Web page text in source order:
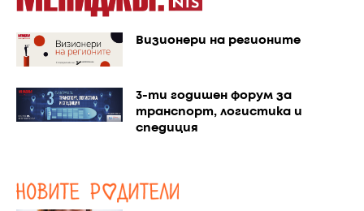
Визионери на регионите
3-ти годишен форум за
транспорт, логистика и
спедиция